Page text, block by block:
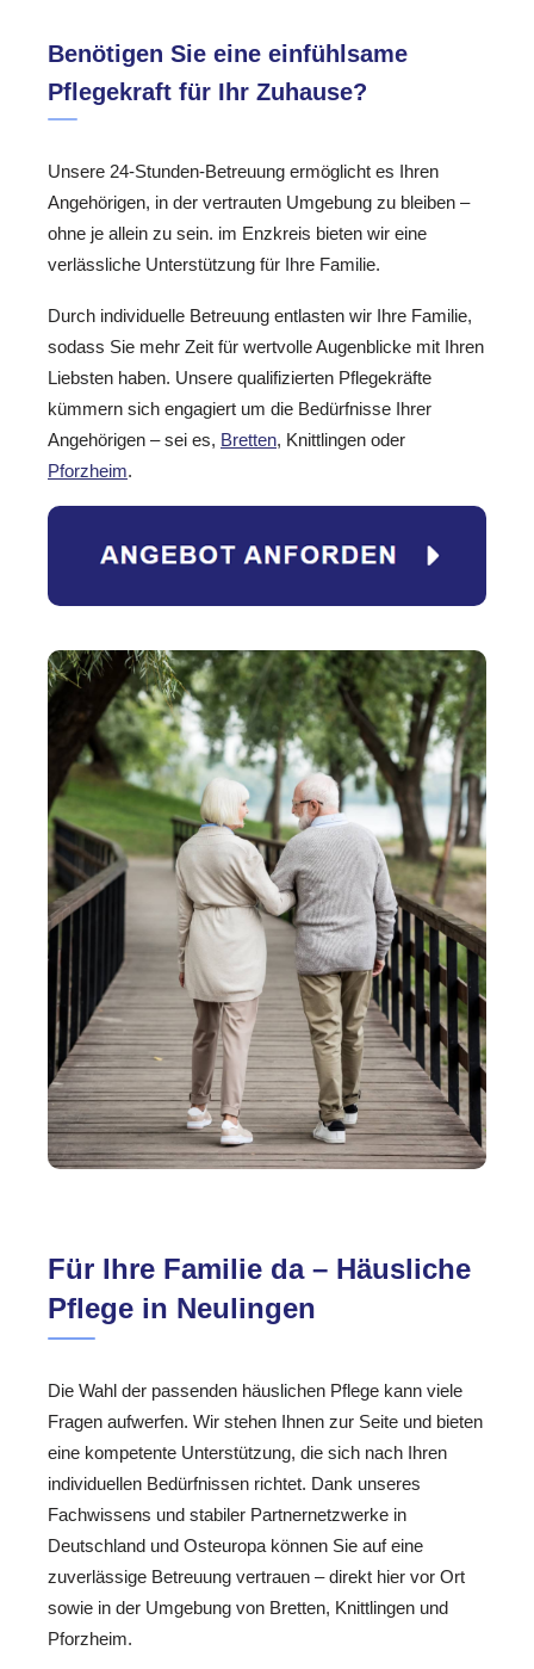
Benötigen Sie eine einfühlsame
Pflegekraft für Ihr Zuhause?
Unsere 24-Stunden-Betreuung ermöglicht es Ihren
Angehörigen, in der vertrauten Umgebung zu bleiben –
ohne je allein zu sein. im Enzkreis bieten wir eine
verlässliche Unterstützung für Ihre Familie.
Durch individuelle Betreuung entlasten wir Ihre Familie,
sodass Sie mehr Zeit für wertvolle Augenblicke mit Ihren
Liebsten haben. Unsere qualifizierten Pflegekräfte
kümmern sich engagiert um die Bedürfnisse Ihrer
Angehörigen – sei es, Bretten, Knittlingen oder
Pforzheim.
Für Ihre Familie da – Häusliche
Pflege in Neulingen
Die Wahl der passenden häuslichen Pflege kann viele
Fragen aufwerfen. Wir stehen Ihnen zur Seite und bieten
eine kompetente Unterstützung, die sich nach Ihren
individuellen Bedürfnissen richtet. Dank unseres
Fachwissens und stabiler Partnernetzwerke in
Deutschland und Osteuropa können Sie auf eine
zuverlässige Betreuung vertrauen – direkt hier vor Ort
sowie in der Umgebung von Bretten, Knittlingen und
Pforzheim.